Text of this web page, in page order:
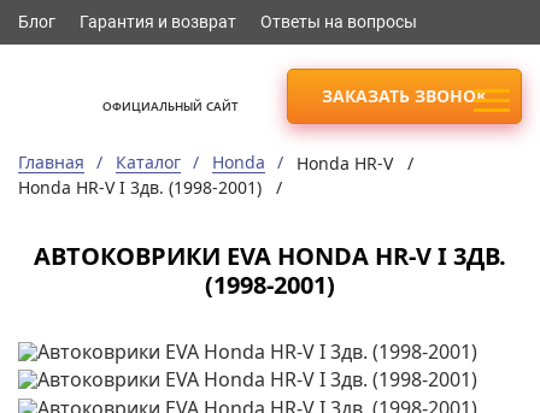
Блог Гарантия и возврат Ответы на вопросы
ОФИЦИАЛЬНЫЙ САЙТ ЗАКАЗАТЬ ЗВОНОК
Главная Каталог Honda
Honda HR-V /
Honda HR-V I 3дв. (1998-2001) /
АВТОКОВРИКИ EVA HONDA HR-V I 3ДВ.
(1998-2001)